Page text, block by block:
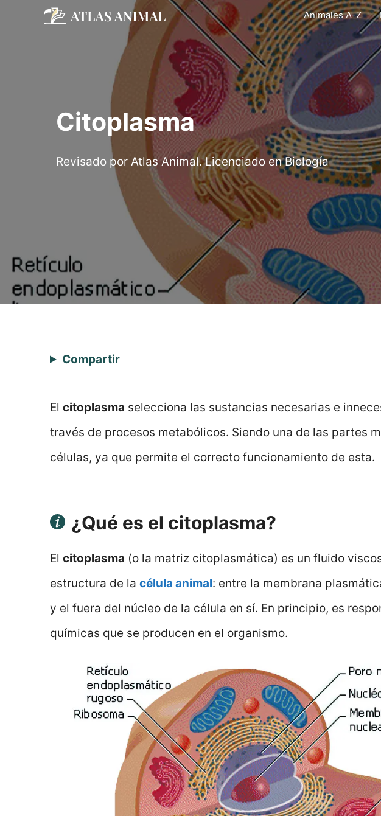
Animales A-Z
Citoplasma
Revisado por Atlas Animal. Licenciado en Biología
Compartir
El citoplasma selecciona las sustancias necesarias e
través de procesos metabólicos. Siendo una de las partes
células, ya que permite el correcto funcionamiento de esta.
¿Qué es el citoplasma?
El citoplasma (o la matriz citoplasmática) es un fluido
estructura de la célula animal: entre la membrana
y el fuera del núcleo de la célula en sí. En principio, es
químicas que se producen en el organismo.